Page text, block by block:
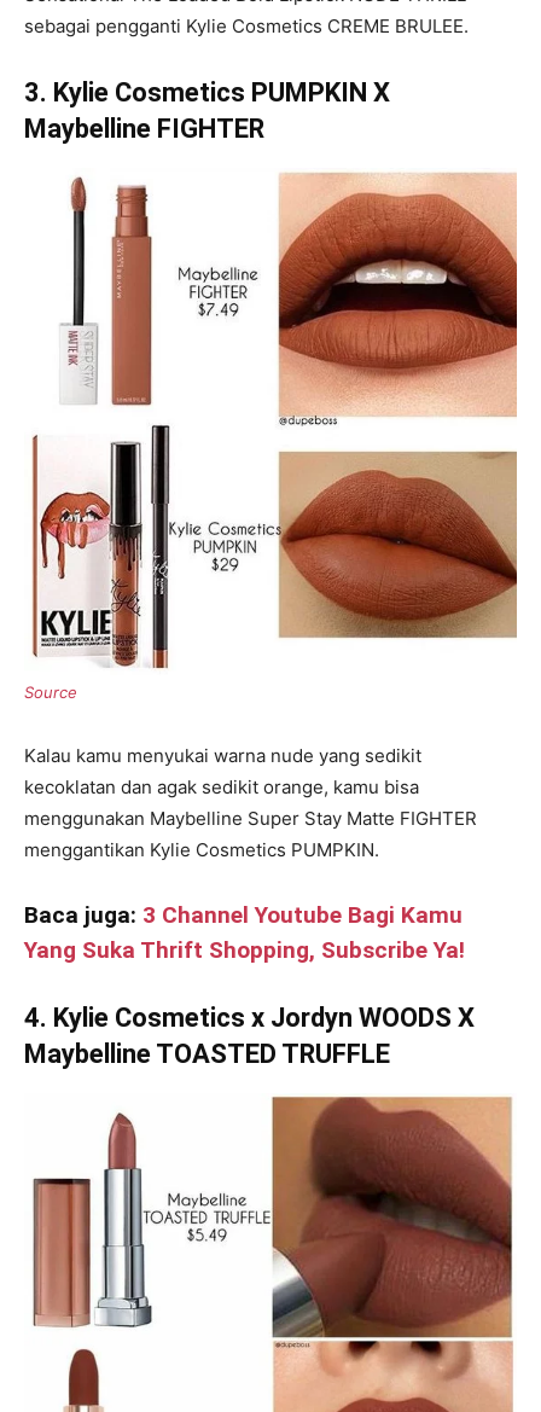
sebagai pengganti Kylie Cosmetics CREME BRULEE.
3. Kylie Cosmetics PUMPKIN X
Maybelline FIGHTER
Kalau kamu menyukai warna nude yang sedikit
kecoklatan dan agak sedikit orange, kamu bisa
menggunakan Maybelline Super Stay Matte FIGHTER
menggantikan Kylie Cosmetics PUMPKIN.
Baca juga: 3 Channel Youtube Bagi Kamu
Yang Suka Thrift Shopping, Subscribe Ya!
4. Kylie Cosmetics x Jordyn WOODS X
Maybelline TOASTED TRUFFLE